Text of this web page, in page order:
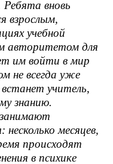
вновь
взрослым,
учебной
авторитетом для
им войти в мир
не всегда уже
учитель,
знанию.
месяцев,
происходят
в психике